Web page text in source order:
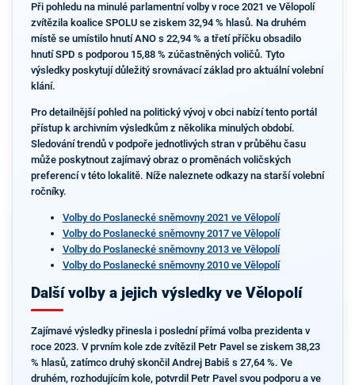
Při pohledu na minulé parlamentní volby v roce 2021 ve Vělopolí
zvítězila koalice SPOLU se ziskem 32,94 % hlasů. Na druhém
místě se umístilo hnutí ANO s 22,94 % a třetí příčku obsadilo
hnutí SPD s podporou 15,88 % zúčastněných voličů. Tyto
výsledky poskytují důležitý srovnávací základ pro aktuální volební
klání.
Pro detailnější pohled na politický vývoj v obci nabízí tento portál
přístup k archivním výsledkům z několika minulých období.
Sledování trendů v podpoře jednotlivých stran v průběhu času
může poskytnout zajímavý obraz o proměnách voličských
preferencí v této lokalitě. Níže naleznete odkazy na starší volební
ročníky.
Volby do Poslanecké sněmovny 2021 ve Vělopolí
Volby do Poslanecké sněmovny 2017 ve Vělopolí
Volby do Poslanecké sněmovny 2013 ve Vělopolí
Volby do Poslanecké sněmovny 2010 ve Vělopolí
Další volby a jejich výsledky ve Vělopolí
Zajímavé výsledky přinesla i poslední přímá volba prezidenta v
roce 2023. V prvním kole zde zvítězil Petr Pavel se ziskem 38,23
% hlasů, zatímco druhý skončil Andrej Babiš s 27,64 %. Ve
druhém, rozhodujícím kole, potvrdil Petr Pavel svou podporu a ve